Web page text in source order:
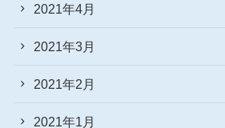
2021年4月
2021年3月
2021年2月
2021年1月